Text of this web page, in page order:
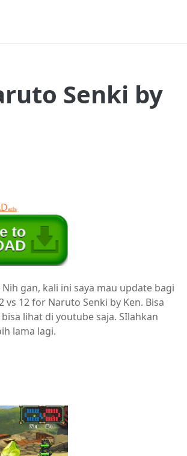
Senki by
ads
Nih gan, kali ini saya mau update bagi
12 for Naruto Senki by Ken. Bisa
lihat di youtube saja. SIlahkan
lama lagi.